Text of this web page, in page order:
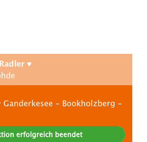
♥️
Ganderkesee - Bookholzberg -
erfolgreich beendet